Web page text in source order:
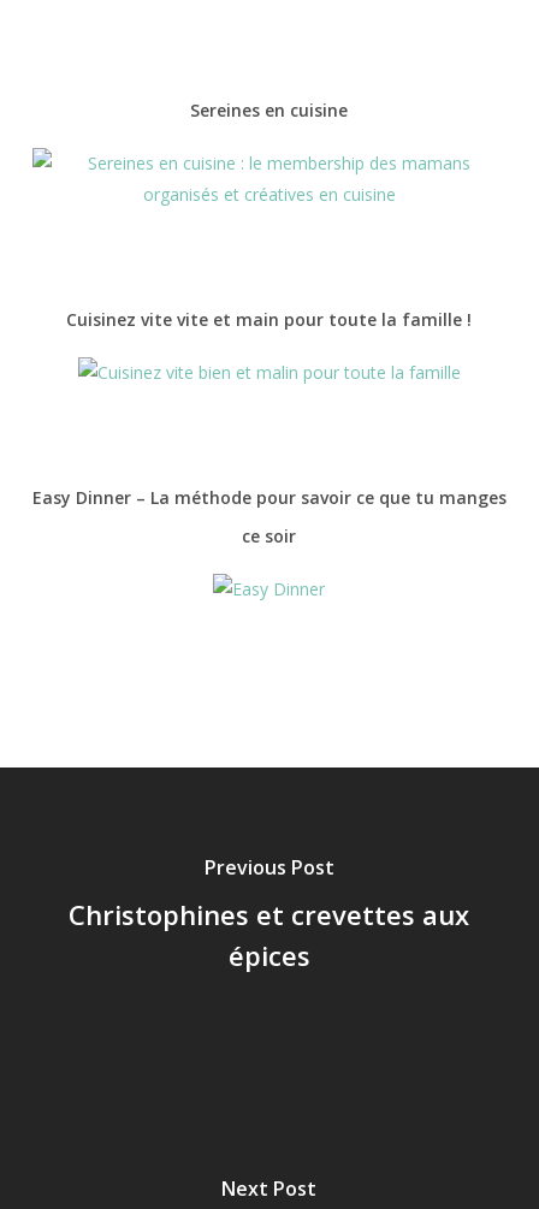
Sereines en cuisine
Cuisinez vite vite et main pour toute la famille !
Easy Dinner – La méthode pour savoir ce que tu manges
ce soir
Previous Post
Christophines et crevettes aux
épices
Next Post